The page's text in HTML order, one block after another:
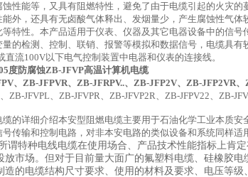
蚀性能等，又具有阻燃特性，避免了由于电缆引起的火灾
能外，还具有无卤酸气体释出、发烟量少，产生腐蚀性气
等特性。本产品适用于仪表、仪器及其它电器设备中的信
量的检测、控制、联销、报警等模拟和数据信号，电缆具
直流100V以下电气控制装置中电器和仪表的连接线。
度防腐蚀ZB-JFVP高温计算机电缆
、ZB-JFPVR、ZB-JFRPV..、ZB-JFP2V、ZB-JFP2VR
ZB-JFVPL、ZB-JFVPR、ZB-JFVP2R、ZB-JFPV22、ZB-
缆的详细介绍本安型阻燃电缆主要用于石油化学工业本质
号传输和控制电路，对非本安电路的类似设备和系统同样适
谓特种电线电缆在使用场合、产品技术性能指标上肯
放市场。但对于目前量大面广的氟塑料电缆、硅橡胶
造的电缆结构尺寸要求、使用的材料及要求、电压等